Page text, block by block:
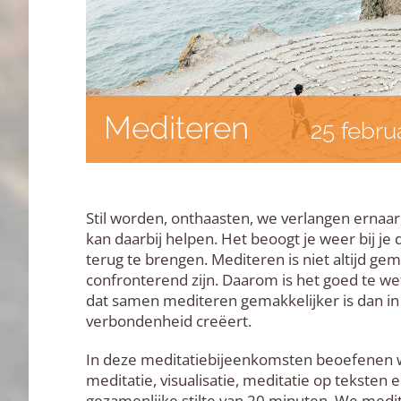
Mediteren 25
Stil worden, onthaasten, we verlangen
kan daarbij helpen. Het beoogt je weer bij je
terug te brengen. Mediteren is niet altijd
confronterend zijn. Daarom is het goed te
dat samen mediteren gemakkelijker is dan
verbondenheid creëert.
In deze meditatiebijeenkomsten beoefenen
meditatie, visualisatie, meditatie op teksten